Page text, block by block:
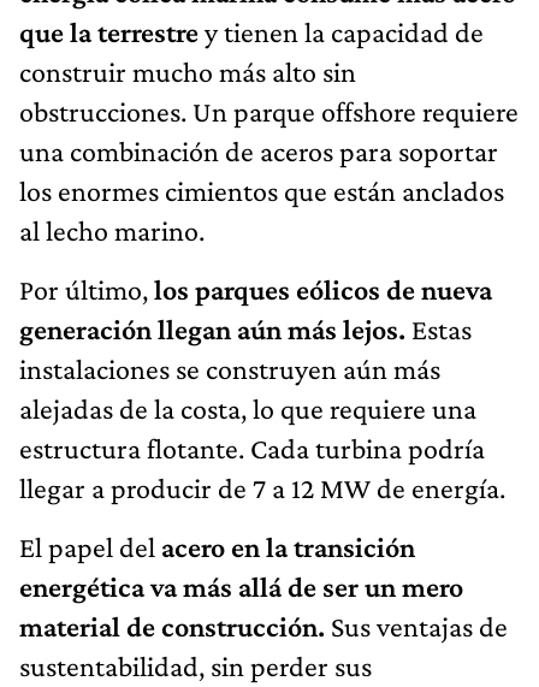
que la terrestrey tienen la capacidad de
construir mucho más alto sin
obstrucciones. Un parque offshore requiere
una combinación de aceros para soportar
los enormes cimientos que están anclados
al lecho marino.
Por último,los parques eólicos de nueva
generación llegan aún más lejos. Estas
instalaciones se construyen aún más
alejadas de la costa, lo que requiere una
estructura flotante. Cada turbina podría
llegar a producir de 7 a 12 MW de energía.
El papel del acero en la transición
energética va más allá de ser un mero
material de construcción. Sus ventajas de
sustentabilidad, sin perder sus